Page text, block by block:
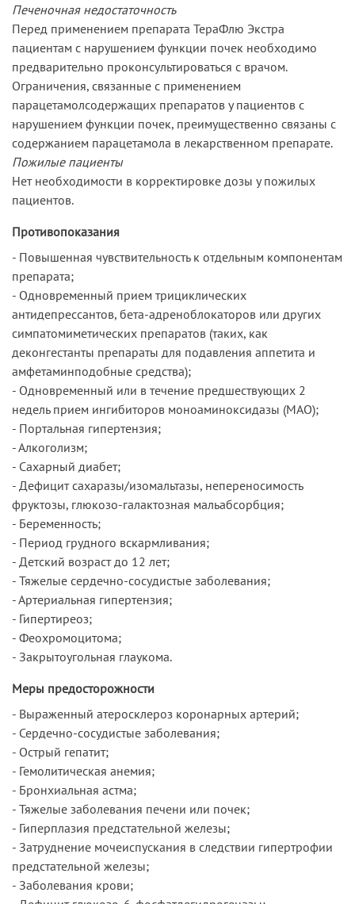
Печеночная недостаточность
Перед применением препарата ТераФлю Экстра
пациентам с нарушением функции почек необходимо
предварительно проконсультироваться с врачом.
Ограничения, связанные с применением
парацетамолсодержащих препаратов у пациентов с
нарушением функции почек, преимущественно связаны с
содержанием парацетамола в лекарственном препарате.
Пожилые пациенты
Нет необходимости в корректировке дозы у пожилых
пациентов.
Противопоказания
- Повышенная чувствительность к отдельным компонентам
препарата;
- Одновременный прием трициклических
антидепрессантов, бета-адреноблокаторов или других
симпатомиметических препаратов (таких, как
деконгестанты препараты для подавления аппетита и
амфетаминподобные средства);
- Одновременный или в течение предшествующих 2
недель прием ингибиторов моноаминоксидазы (МАО);
- Портальная гипертензия;
- Алкоголизм;
- Сахарный диабет;
- Дефицит сахаразы/изомальтазы, непереносимость
фруктозы, глюкозо-галактозная мальабсорбция;
- Беременность;
- Период грудного вскармливания;
- Детский возраст до 12 лет;
- Тяжелые сердечно-сосудистые заболевания;
- Артериальная гипертензия;
- Гипертиреоз;
- Феохромоцитома;
- Закрытоугольная глаукома.
Меры предосторожности
- Выраженный атеросклероз коронарных артерий;
- Сердечно-сосудистые заболевания;
- Острый гепатит;
- Гемолитическая анемия;
- Бронхиальная астма;
- Тяжелые заболевания печени или почек;
- Гиперплазия предстательной железы;
- Затруднение мочеиспускания в следствии гипертрофии
предстательной железы;
- Заболевания крови;